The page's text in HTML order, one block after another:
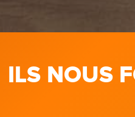
ILS NOUS